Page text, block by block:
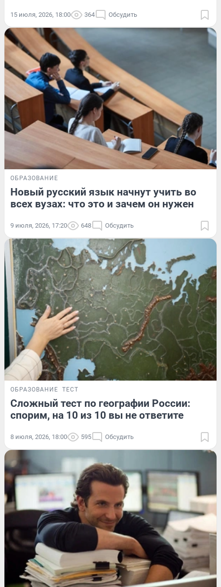
15 июля, 2026, 18:00 364 Обсудить
ОБРАЗОВАНИЕ
Новый русский язык начнут учить во
всех вузах: что это и зачем он нужен
9 июля, 2026, 17:20 648 Обсудить
ОБРАЗОВАНИЕ ТЕСТ
Сложный тест по географии России:
спорим, на 10 из 10 вы не ответите
8 июля, 2026, 18:00 595 Обсудить